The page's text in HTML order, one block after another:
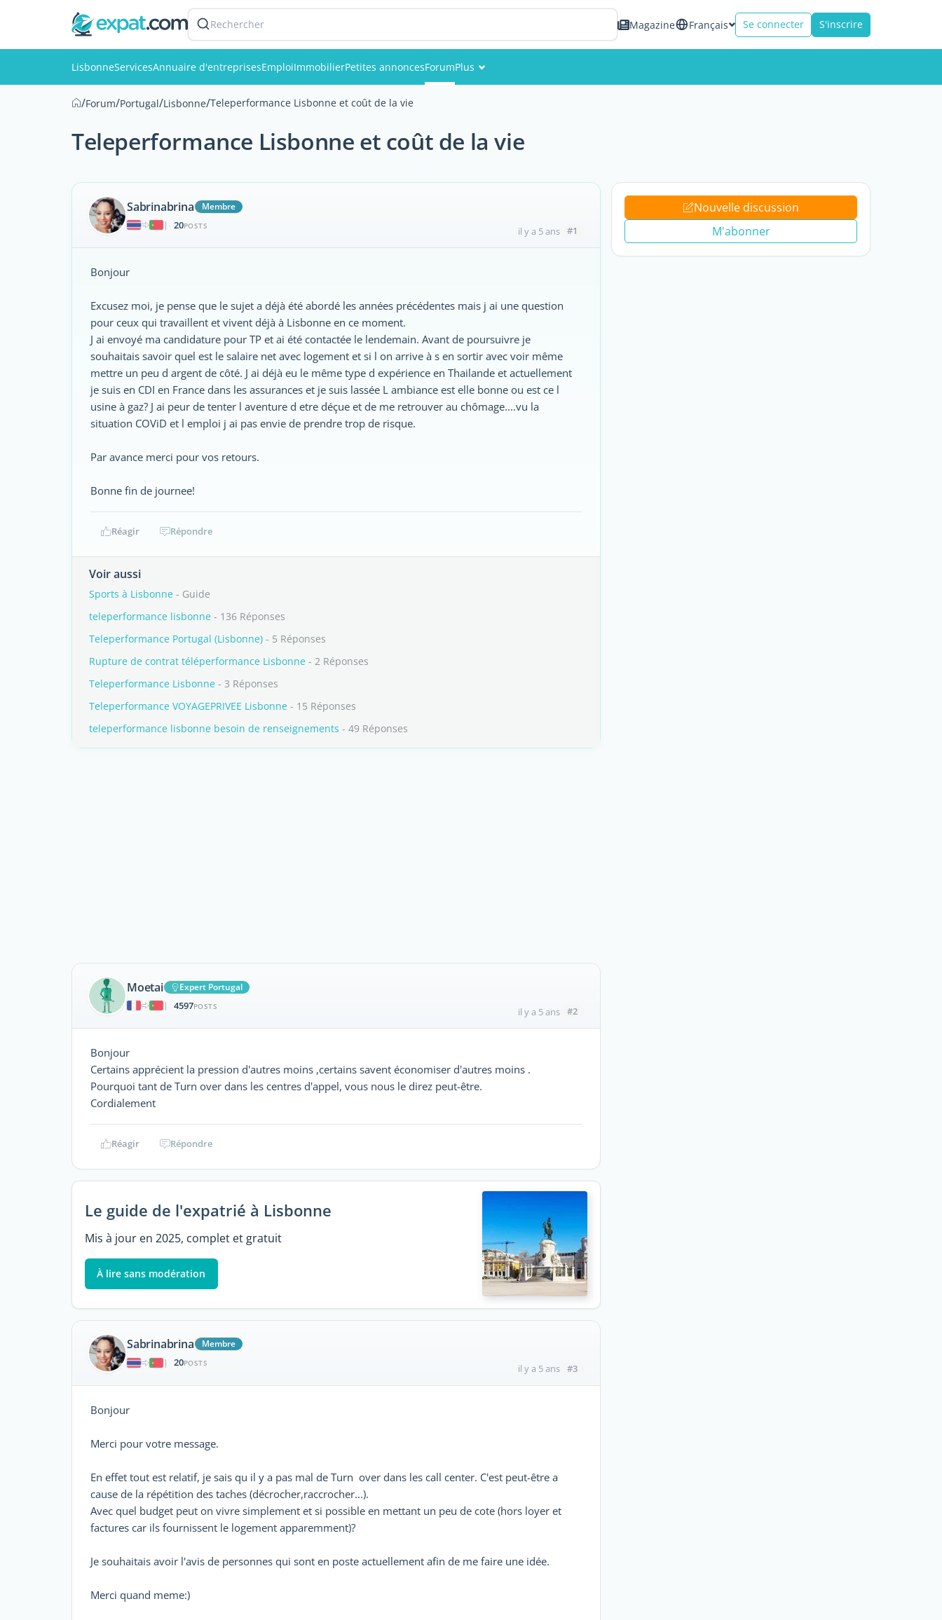
Rechercher Magazine Français Se connecter S'inscrire
LisbonneServicesAnnuaire d'entreprisesEmploiImmobilierPetites annoncesForumPlus
Membres
/Forum/Portugal/Lisbonne/Teleperformance Lisbonne et coût de la vie
Teleperformance Lisbonne et coût de la vie
Sabrinabrina
Membre
|
20POSTS il y a 5 ans #1
Bonjour
Excusez moi, je pense que le sujet a déjà été abordé les années précédentes mais j ai une question
pour ceux qui travaillent et vivent déjà à Lisbonne en ce moment.
J ai envoyé ma candidature pour TP et ai été contactée le lendemain. Avant de poursuivre je
souhaitais savoir quel est le salaire net avec logement et si l on arrive à s en sortir avec voir même
mettre un peu d argent de côté. J ai déjà eu le même type d expérience en Thailande et actuellement
je suis en CDI en France dans les assurances et je suis lassée L ambiance est elle bonne ou est ce l
usine à gaz? J ai peur de tenter l aventure d etre déçue et de me retrouver au chômage....vu la
situation COViD et l emploi j ai pas envie de prendre trop de risque.
Par avance merci pour vos retours.
Bonne fin de journee!
Réagir Répondre
Voir aussi
Sports à Lisbonne - Guide
teleperformance lisbonne - 136 Réponses
Teleperformance Portugal (Lisbonne) - 5 Réponses
Rupture de contrat téléperformance Lisbonne - 2 Réponses
Teleperformance Lisbonne - 3 Réponses
Teleperformance VOYAGEPRIVEE Lisbonne - 15 Réponses
teleperformance lisbonne besoin de renseignements - 49 Réponses
Moetai
Expert Portugal
|
4597POSTS il y a 5 ans #2
Bonjour
Certains apprécient la pression d'autres moins ,certains savent économiser d'autres moins .
Pourquoi tant de Turn over dans les centres d'appel, vous nous le direz peut-être.
Cordialement
Réagir Répondre
Le guide de l'expatrié à Lisbonne
Mis à jour en 2025, complet et gratuit
À lire sans modération
Sabrinabrina
Membre
|
20POSTS il y a 5 ans #3
Bonjour
Merci pour votre message.
En effet tout est relatif, je sais qu il y a pas mal de Turn over dans les call center. C'est peut-être a
cause de la répétition des taches (décrocher,raccrocher...).
Avec quel budget peut on vivre simplement et si possible en mettant un peu de cote (hors loyer et
factures car ils fournissent le logement apparemment)?
Je souhaitais avoir l'avis de personnes qui sont en poste actuellement afin de me faire une idée.
Merci quand meme:)
Nouvelle discussion
M'abonner